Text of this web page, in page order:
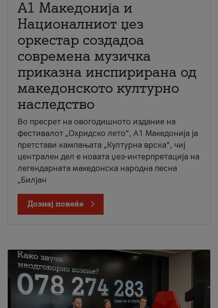
А1 Македонија и
Националниот џез
оркестар создадоа
современа музичка
приказна инспирирана од
македонското културно
наследство
Во пресрет на овогодишното издание на
фестивалот „Охридско лето“, А1 Македонија ја
претстави кампањата „Културна врска“, чиј
централен дел е новата џез-интерпретација на
легендарната македонска народна песна
„Билјан
Дознај повеќе